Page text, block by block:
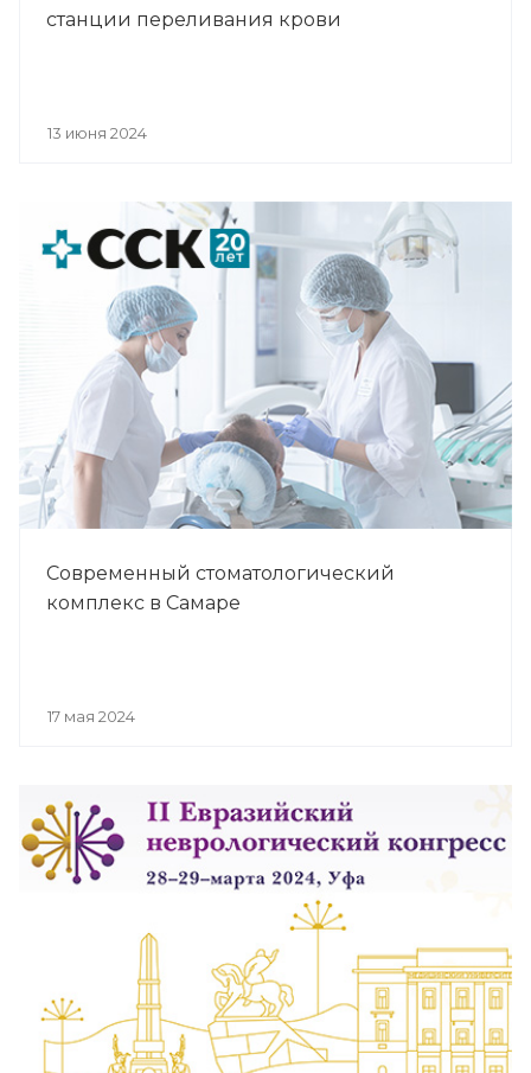
станции переливания крови
13 июня 2024
Современный стоматологический
комплекс в Самаре
17 мая 2024